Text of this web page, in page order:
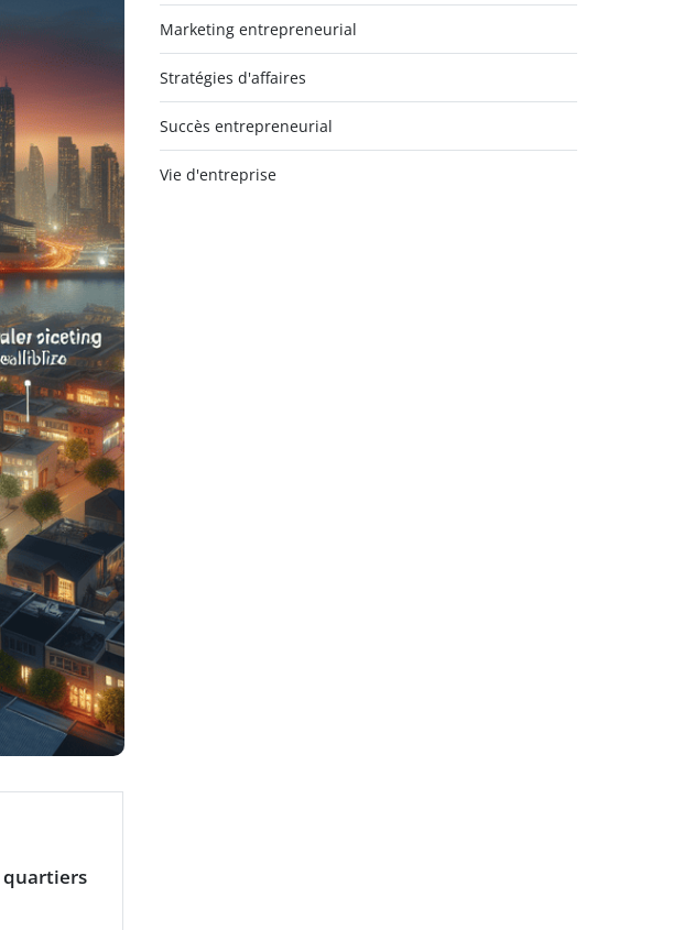
quartiers
Marketing entrepreneurial
Stratégies d'affaires
Succès entrepreneurial
Vie d'entreprise